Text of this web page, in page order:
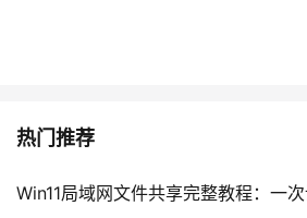
热门推荐
Win11局域网文件共享完整教程：一